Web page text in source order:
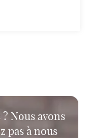
Nous avons
pas à nous